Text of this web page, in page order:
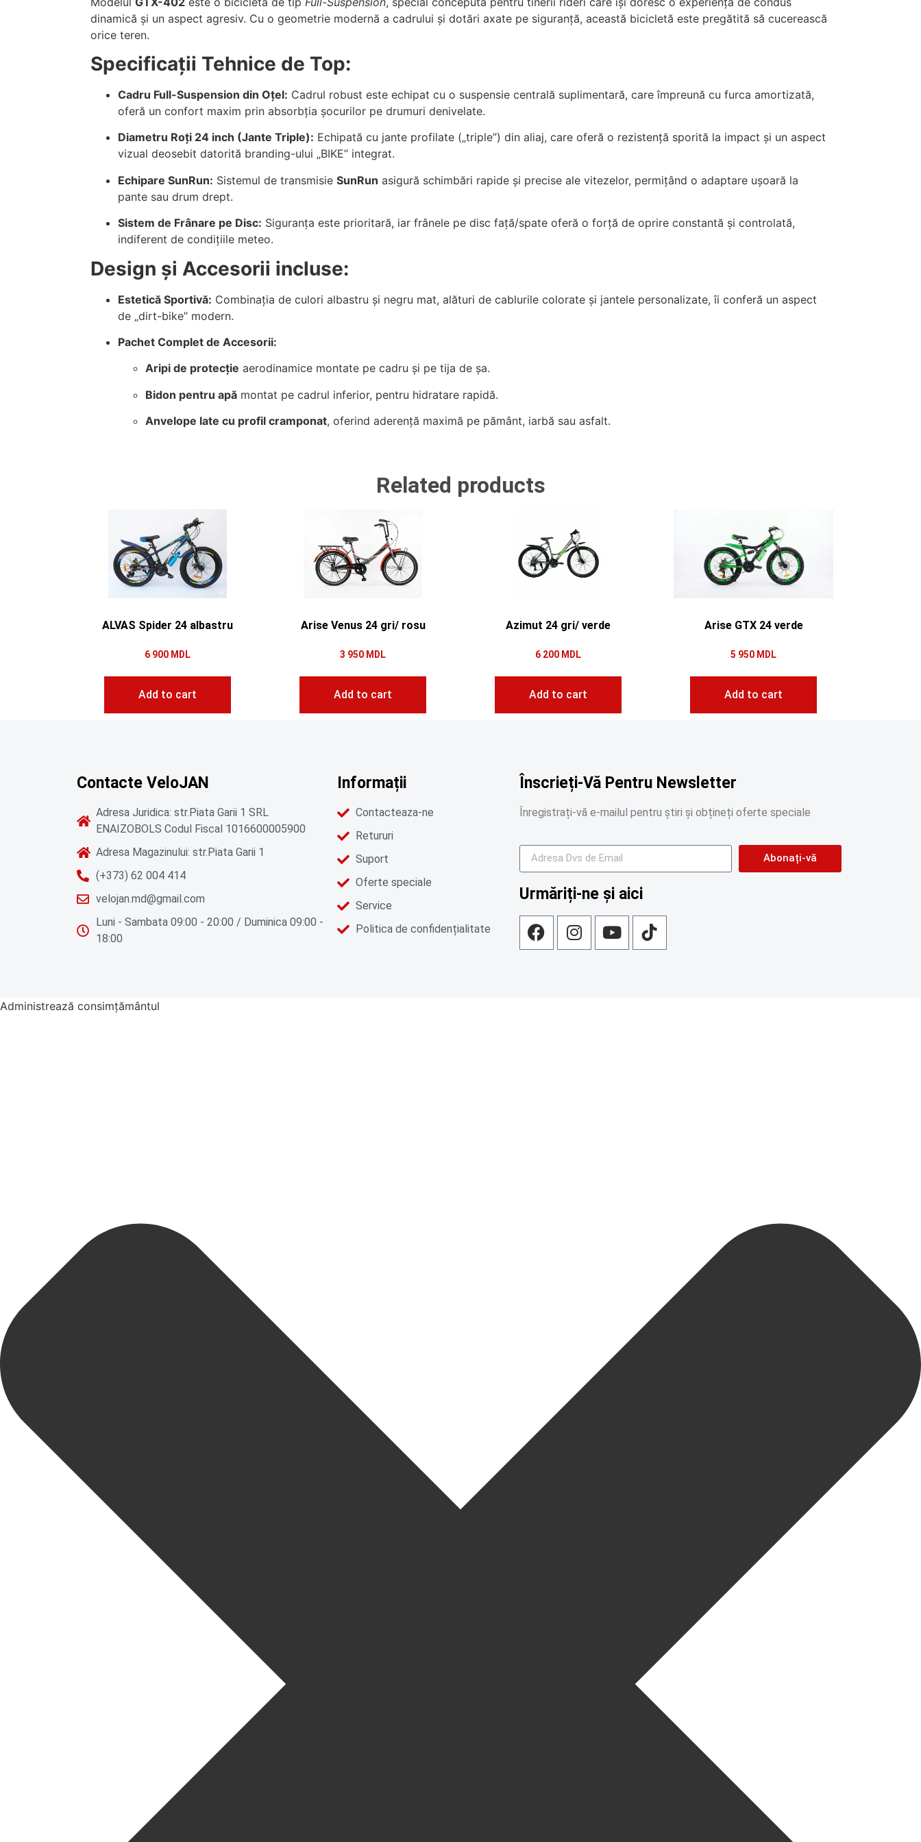
dinamică și un aspect agresiv. Cu o geometrie modernă a cadrului și dotări axate pe siguranță, această bicicletă este pregătită să cucerească
orice teren.
Specificații Tehnice de Top:
Cadru Full-Suspension din Oțel: Cadrul robust este echipat cu o suspensie centrală suplimentară, care împreună cu furca amortizată,
oferă un confort maxim prin absorbția șocurilor pe drumuri denivelate.
Diametru Roți 24 inch (Jante Triple): Echipată cu jante profilate („triple”) din aliaj, care oferă o rezistență sporită la impact și un aspect
vizual deosebit datorită branding-ului „BIKE” integrat.
Echipare SunRun: Sistemul de transmisie SunRun asigură schimbări rapide și precise ale vitezelor, permițând o adaptare ușoară la
pante sau drum drept.
Sistem de Frânare pe Disc: Siguranța este prioritară, iar frânele pe disc față/spate oferă o forță de oprire constantă și controlată,
indiferent de condițiile meteo.
Design și Accesorii incluse:
Estetică Sportivă: Combinația de culori albastru și negru mat, alături de cablurile colorate și jantele personalizate, îi conferă un aspect
de „dirt-bike” modern.
Pachet Complet de Accesorii:
Aripi de protecție aerodinamice montate pe cadru și pe tija de șa.
Bidon pentru apă montat pe cadrul inferior, pentru hidratare rapidă.
Anvelope late cu profil cramponat, oferind aderență maximă pe pământ, iarbă sau asfalt.
Related products
ALVAS Spider 24 albastru
6 900 MDL
Add to cart
Arise Venus 24 gri/ rosu
3 950 MDL
Add to cart
Azimut 24 gri/ verde
6 200 MDL
Add to cart
Arise GTX 24 verde
5 950 MDL
Add to cart
Contacte VeloJAN
Adresa Juridica: str.Piata Garii 1 SRL
ENAIZOBOLS Codul Fiscal 1016600005900
Adresa Magazinului: str.Piata Garii 1
(+373) 62 004 414
velojan.md@gmail.com
Luni - Sambata 09:00 - 20:00 / Duminica 09:00 -
18:00
Informații
Contacteaza-ne
Retururi
Suport
Oferte speciale
Service
Politica de confidențialitate
Înscrieți-Vă Pentru Newsletter
Înregistrați-vă e-mailul pentru știri și obțineți oferte speciale
Abonați-vă
Urmăriți-ne și aici
Administrează consimțământul